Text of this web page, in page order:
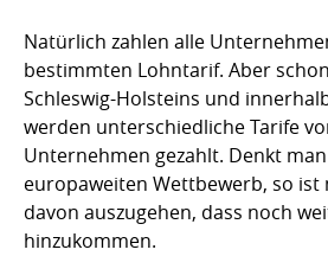
Natürlich zahlen alle
bestimmten Lohntarif. Aber
Schleswig-Holsteins und
werden unterschiedliche Tarife
Unternehmen gezahlt. Denkt
europaweiten Wettbewerb, so ist
davon auszugehen, dass noch
hinzukommen.